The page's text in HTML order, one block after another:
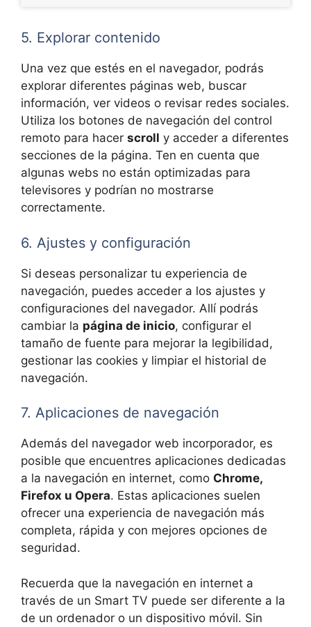
5. Explorar contenido
Una vez que estés en el navegador, podrás
explorar diferentes páginas web, buscar
información, ver videos o revisar redes sociales.
Utiliza los botones de navegación del control
remoto para hacer scroll y acceder a diferentes
secciones de la página. Ten en cuenta que
algunas webs no están optimizadas para
televisores y podrían no mostrarse
correctamente.
6. Ajustes y configuración
Si deseas personalizar tu experiencia de
navegación, puedes acceder a los ajustes y
configuraciones del navegador. Allí podrás
cambiar la página de inicio, configurar el
tamaño de fuente para mejorar la legibilidad,
gestionar las cookies y limpiar el historial de
navegación.
7. Aplicaciones de navegación
Además del navegador web incorporador, es
posible que encuentres aplicaciones dedicadas
a la navegación en internet, como Chrome,
Firefox u Opera. Estas aplicaciones suelen
ofrecer una experiencia de navegación más
completa, rápida y con mejores opciones de
seguridad.
Recuerda que la navegación en internet a
través de un Smart TV puede ser diferente a la
de un ordenador o un dispositivo móvil. Sin